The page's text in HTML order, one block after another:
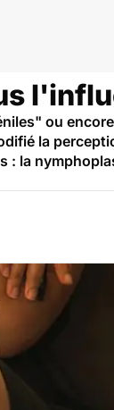
ou
la
la